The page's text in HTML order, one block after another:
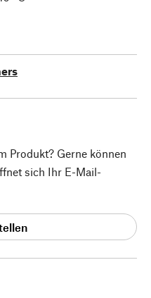
Produkt? Gerne können
sich Ihr E-Mail-